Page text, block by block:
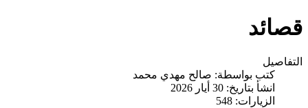
قصائد
التفاصيل
كتب بواسطة: صالح مهدي محمد
انشأ بتاريخ: 30 أيار 2026
الزيارات: 548